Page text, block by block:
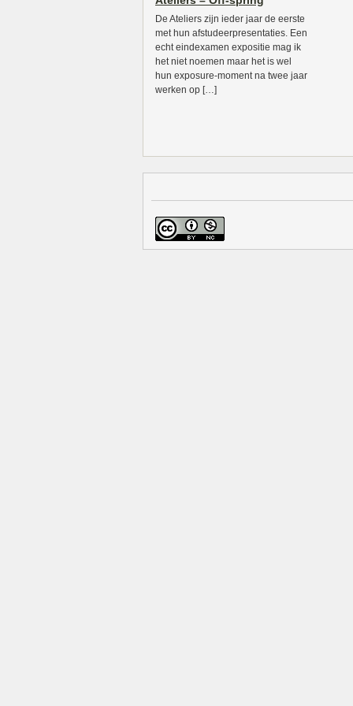
De Ateliers zijn ieder jaar de eerste
met hun afstudeerpresentaties. Een
echt eindexamen expositie mag ik
het niet noemen maar het is wel
hun exposure-moment na twee jaar
werken op […]